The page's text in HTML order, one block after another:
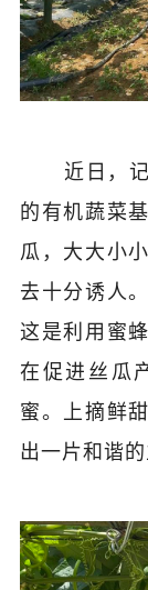
近日，
的有机蔬菜
瓜，大大小
去十分诱人
这是利用蜜
在促进丝瓜
蜜。上摘鲜
出一片和谐的